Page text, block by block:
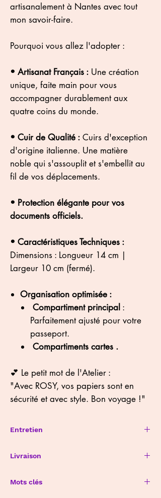
artisanalement à Nantes avec tout
mon savoir-faire.
Pourquoi vous allez l'adopter :
• Artisanat Français : Une création
unique, faite main pour vous
accompagner durablement aux
quatre coins du monde.
• Cuir de Qualité : Cuirs d'exception
d'origine italienne. Une matière
noble qui s'assouplit et s'embellit au
fil de vos déplacements.
• Protection élégante pour vos
documents officiels.
• Caractéristiques Techniques :
Dimensions : Longueur 14 cm |
Largeur 10 cm (fermé).
Organisation optimisée :
Compartiment principal :
Parfaitement ajusté pour votre
passeport.
Compartiments cartes .
💕 Le petit mot de l'Atelier :
"Avec ROSY, vos papiers sont en
sécurité et avec style. Bon voyage !"
Entretien
l'humidité. Pour les cuirs lisses je vous
chez SAPHIR à base de huile de jojoba et
Livraison
Nantes. Délais de livraison variables
Mots clés